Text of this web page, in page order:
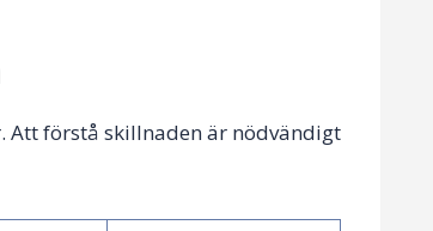
Att förstå skillnaden är nödvändigt